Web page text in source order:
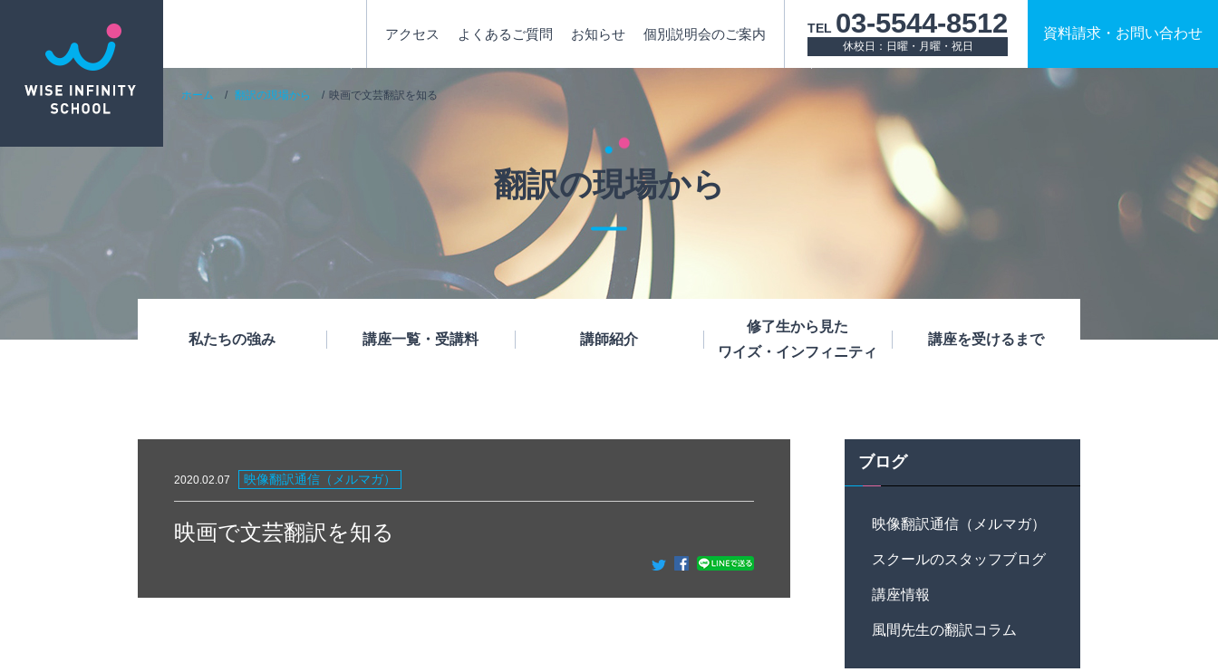
TEL 03-5544-8512
休校日：日曜・月曜・祝日
資料請求 ・ お問い合わせ
私たちの強み 講座一覧・受講料 講師紹介
修了生から見た
ワイズ・インフィニティ
講座を受けるまで
アクセス よくあるご質問 お知らせ 個別説明会のご案内
ホーム 翻訳の現場から 映画で文芸翻訳を知る
翻訳の現場から
2020.02.07 映像翻訳通信（メルマガ）
映画で文芸翻訳を知る
ブログ
映像翻訳通信（メルマガ）
スクールのスタッフブログ
講座情報
風間先生の翻訳コラム